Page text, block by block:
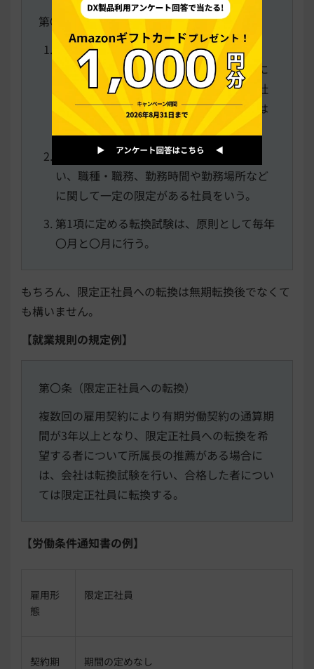
第〇条（限定正社員への転換）
無期転換社員として〇年以上継続勤務し、
その後限定正社員への転換を希望する者に
ついて所属長の推薦がある場合には、会社
は転換試験を行い、合格した者については
限定正社員に転換する。
限定正社員とは、業務上基幹的役割を担
い、職種・職務、勤務時間や勤務場所など
に関して一定の限定がある社員をいう。
第1項に定める転換試験は、原則として毎年
〇月と〇月に行う。
もちろん、限定正社員への転換は無期転換後でなくて
も構いません。
【就業規則の規定例】
第〇条（限定正社員への転換）
複数回の雇用契約により有期労働契約の通算期
間が3年以上となり、限定正社員への転換を希
望する者について所属長の推薦がある場合に
は、会社は転換試験を行い、合格した者につい
ては限定正社員に転換する。
【労働条件通知書の例】
雇用形
態
限定正社員
契約期
期間の定めなし